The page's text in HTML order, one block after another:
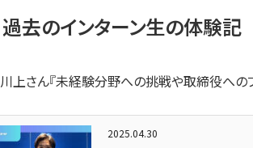
過去のインターン生の体験記
川上さん『未経験分野への挑戦や取締役への
2025.04.30